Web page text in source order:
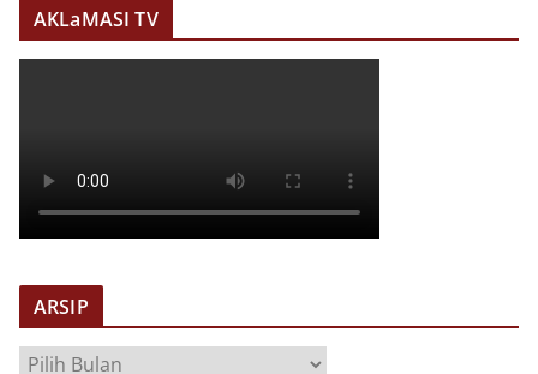
AKLaMASI TV
ARSIP